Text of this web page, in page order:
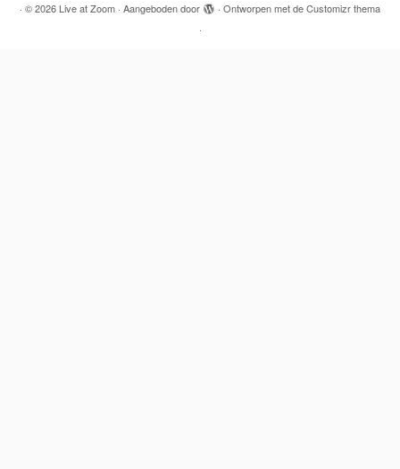
· © 2026 Live at Zoom · Aangeboden door · Ontworpen met deCustomizr thema
·